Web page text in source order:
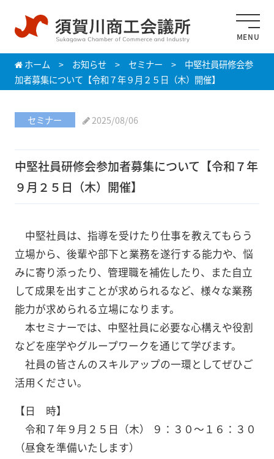
MENU
ホーム > お知らせ> セミナー > 中堅社員研修会参
加者募集について【令和７年９月２５日（木）開催】
セミナー 2025/08/06
中堅社員研修会参加者募集について【令和７年
９月２５日（木）開催】
中堅社員は、指導を受けたり仕事を教えてもらう
立場から、後輩や部下と業務を遂行する能力や、悩
みに寄り添ったり、管理職を補佐したり、また自立
して成果を出すことが求められるなど、様々な業務
能力が求められる立場になります。
本セミナーでは、中堅社員に必要な心構えや役割
などを座学やグループワークを通じて学びます。
社員の皆さんのスキルアップの一環としてぜひご
活用ください。
【日 時】
令和７年９月２５日（木） ９：３０～１６：３０
（昼食を準備いたします）